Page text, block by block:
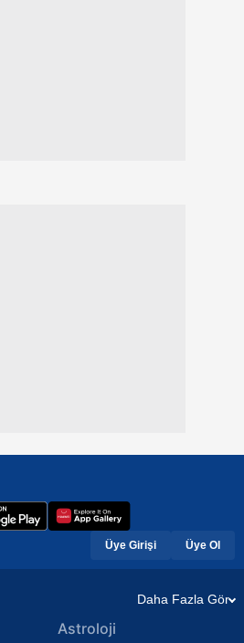
Üye Girişi Üye Ol
Daha Fazla Gör
Astroloji